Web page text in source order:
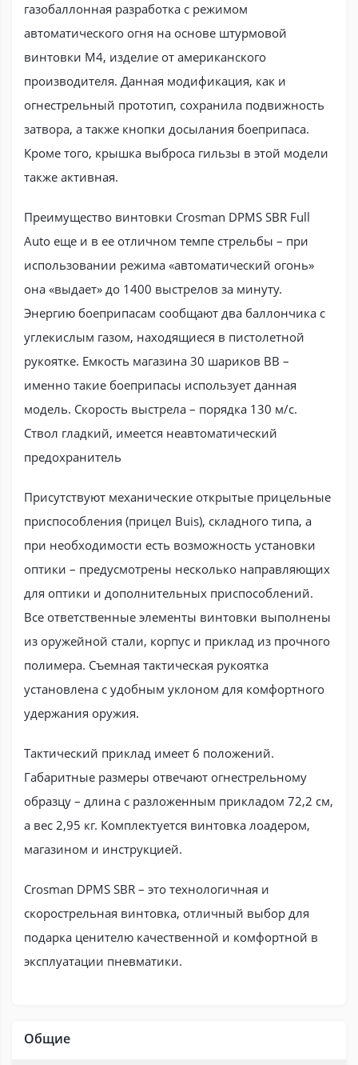
газобаллонная разработка с режимом
автоматического огня на основе штурмовой
винтовки М4, изделие от американского
производителя. Данная модификация, как и
огнестрельный прототип, сохранила подвижность
затвора, а также кнопки досылания боеприпаса.
Кроме того, крышка выброса гильзы в этой модели
также активная.
Преимущество винтовки Crosman DPMS SBR Full
Auto еще и в ее отличном темпе стрельбы – при
использовании режима «автоматический огонь»
она «выдает» до 1400 выстрелов за минуту.
Энергию боеприпасам сообщают два баллончика с
углекислым газом, находящиеся в пистолетной
рукоятке. Емкость магазина 30 шариков ВВ –
именно такие боеприпасы использует данная
модель. Скорость выстрела – порядка 130 м/с.
Ствол гладкий, имеется неавтоматический
предохранитель
Присутствуют механические открытые прицельные
приспособления (прицел Buis), складного типа, а
при необходимости есть возможность установки
оптики – предусмотрены несколько направляющих
для оптики и дополнительных приспособлений.
Все ответственные элементы винтовки выполнены
из оружейной стали, корпус и приклад из прочного
полимера. Съемная тактическая рукоятка
установлена с удобным уклоном для комфортного
удержания оружия.
Тактический приклад имеет 6 положений.
Габаритные размеры отвечают огнестрельному
образцу – длина с разложенным прикладом 72,2 см,
а вес 2,95 кг. Комплектуется винтовка лоадером,
магазином и инструкцией.
Crosman DPMS SBR – это технологичная и
скорострельная винтовка, отличный выбор для
подарка ценителю качественной и комфортной в
эксплуатации пневматики.
Общие